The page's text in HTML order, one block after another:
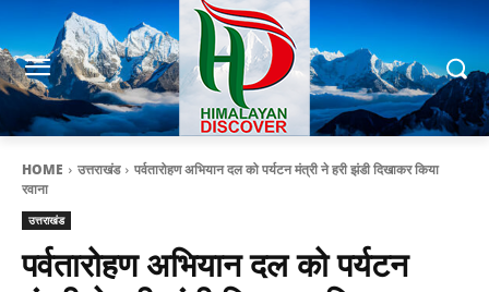
HOME उत्तराखंड
पर्वतारोहण अभियान दल को पर्यटन मंत्री ने हरी झंडी दिखाकर किया
रवाना
उत्तराखंड
पर्वतारोहण अभियान दल को पर्यटन